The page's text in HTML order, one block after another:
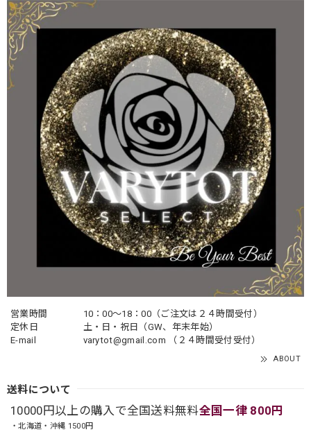
営業時間
10：00〜18：00（ご注文は２４時間受付）
定休日
土・日・祝日（GW、年末年始）
E-mail
varytot@gmail.com （２４時間受付受付）
ABOUT
送料について
10000円以上の購入で全国送料無料全国一律 800円
・北海道・沖縄 1500円